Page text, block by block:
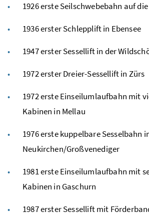
1926 erste Seilschwebebahn auf
1936 erster Schlepplift in Ebensee
1947 erster Sessellift in der
1972 erster Dreier-Sessellift in Zürs
1972 erste Einseilumlaufbahn mit
Kabinen in Mellau
1976 erste kuppelbare Sesselbahn
Neukirchen/Großvenediger
1981 erste Einseilumlaufbahn mit
Kabinen in Gaschurn
1987 erster Sessellift mit